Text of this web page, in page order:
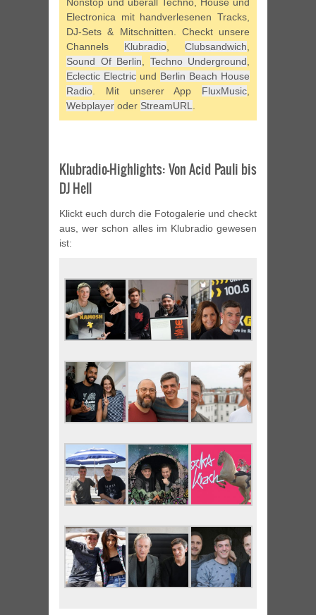
Electronica mit handverlesenen Tracks,
DJ-Sets & Mitschnitten. Checkt unsere
Channels Klubradio Clubsandwich
Sound Of Berlin
Techno Underground
Eclectic Electric und Berlin Beach House
Radio . Mit unserer App FluxMusic
Webplayer oder StreamURL
Klubradio-Highlights: Von Acid Pauli bis
DJ Hell
Klickt euch durch die Fotogalerie und checkt
aus, wer schon alles im Klubradio gewesen
ist: